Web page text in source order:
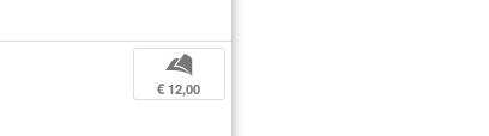
b
€ 12,00